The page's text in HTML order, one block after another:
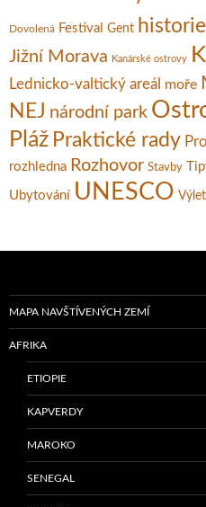
Dovolená Festival Gent historie
Jižní Morava Kanárské ostrovy
Lednicko-valtický areál moře
NEJ národní park
Pláž Praktické rady
rozhledna Rozhovor Stavby
Ubytování UNESCO Výlet
MAPA NAVŠTÍVENÝCH ZEMÍ
AFRIKA
ETIOPIE
KAPVERDY
MAROKO
SENEGAL